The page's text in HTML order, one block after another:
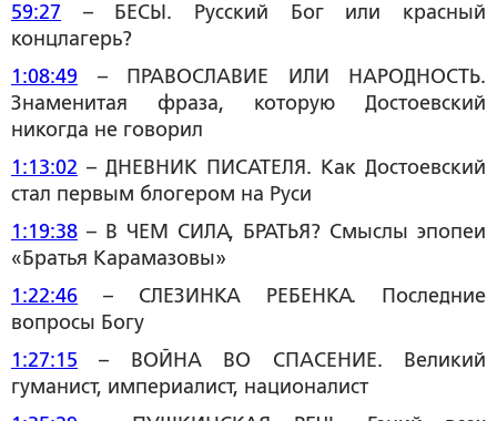
59:27 – БЕСЫ. Русский Бог или красный
концлагерь?
1:08:49 – ПРАВОСЛАВИЕ ИЛИ НАРОДНОСТЬ.
Знаменитая фраза, которую Достоевский
никогда не говорил
1:13:02 – ДНЕВНИК ПИСАТЕЛЯ. Как Достоевский
стал первым блогером на Руси
1:19:38 – В ЧЕМ СИЛА, БРАТЬЯ? Смыслы эпопеи
«Братья Карамазовы»
1:22:46 – СЛЕЗИНКА РЕБЕНКА. Последние
вопросы Богу
1:27:15 – ВОЙНА ВО СПАСЕНИЕ. Великий
гуманист, империалист, националист